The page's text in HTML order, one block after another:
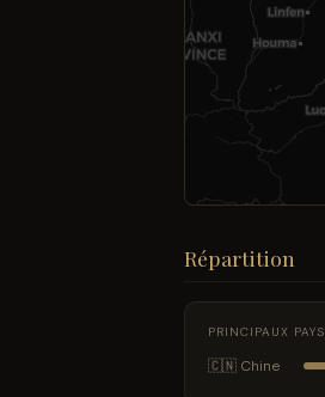
Répartition
PRINCIPAUX PAYS
🇨🇳 Chine